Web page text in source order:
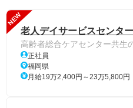
NEW
老人デイサービスセンタ
高齢者総合ケアセンター共生
正社員
福岡県
月給19万2,400円～23万5,800円